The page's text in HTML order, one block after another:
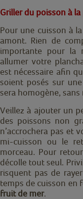
Griller du poisson à
Pour une cuisson à
amont. Rien de
importante pour la
allumer votre
est nécessaire afin
soient posés sur
sera homogène,
Veillez à ajouter un
des poissons non
n’accrochera pas et
mi-cuisson ou le
morceau. Pour
décolle tout seul.
risquent pas de
temps de cuisson en
fruit de mer.